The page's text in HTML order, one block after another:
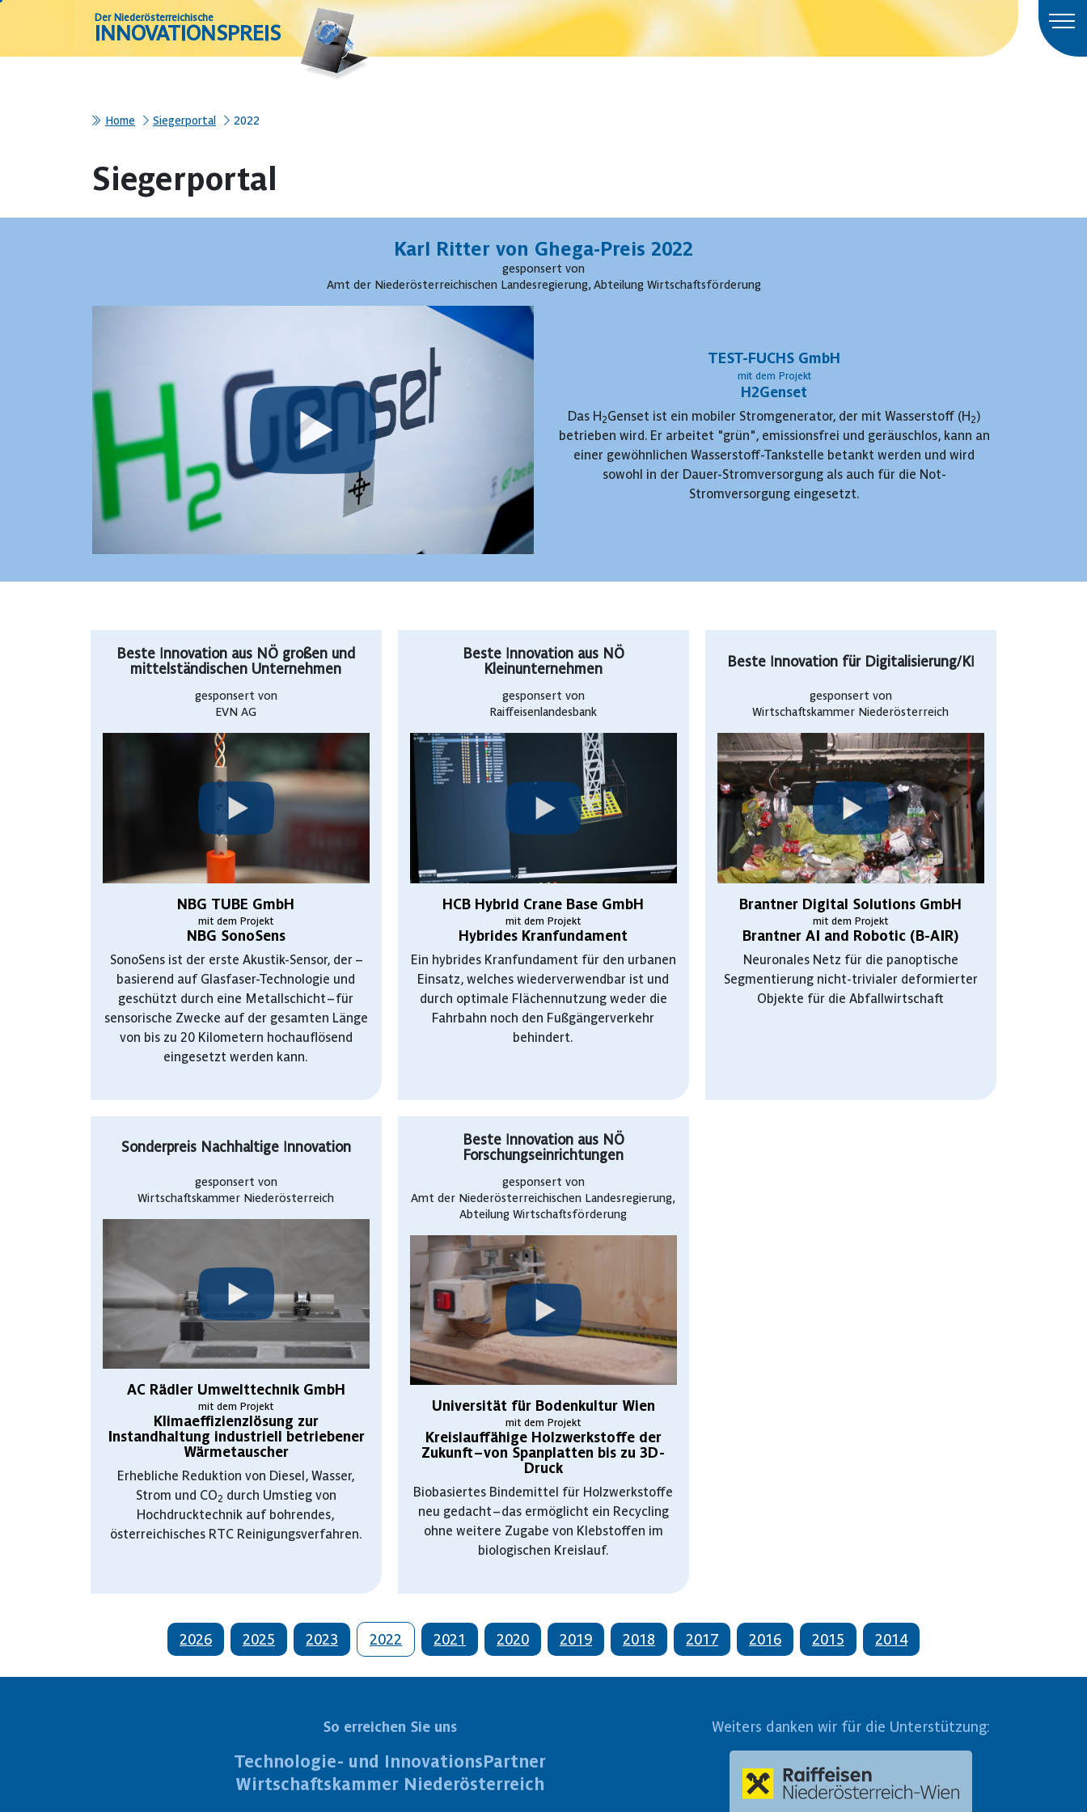
Der Niederösterreichische
INNOVATIONSPREIS
Home Siegerportal 2022
Siegerportal
Karl Ritter von Ghega-Preis 2022
gesponsert von
Amt der Niederösterreichischen Landesregierung, Abteilung Wirtschaftsförderung
TEST-FUCHS GmbH
mit dem Projekt
H2Genset
Das H2Genset ist ein mobiler Stromgenerator, der mit Wasserstoff (H2)
betrieben wird. Er arbeitet "grün", emissionsfrei und geräuschlos, kann an
einer gewöhnlichen Wasserstoff-Tankstelle betankt werden und wird
sowohl in der Dauer-Stromversorgung als auch für die Not-
Stromversorgung eingesetzt.
Beste Innovation aus NÖ großen und
mittelständischen Unternehmen
gesponsert von
EVN AG
NBG TUBE GmbH
mit dem Projekt
NBG SonoSens
SonoSens ist der erste Akustik-Sensor, der –
basierend auf Glasfaser-Technologie und
geschützt durch eine Metallschicht – für
sensorische Zwecke auf der gesamten Länge
von bis zu 20 Kilometern hochauflösend
eingesetzt werden kann.
Beste Innovation aus NÖ
Kleinunternehmen
gesponsert von
Raiffeisenlandesbank
HCB Hybrid Crane Base GmbH
mit dem Projekt
Hybrides Kranfundament
Ein hybrides Kranfundament für den urbanen
Einsatz, welches wiederverwendbar ist und
durch optimale Flächennutzung weder die
Fahrbahn noch den Fußgängerverkehr
behindert.
Beste Innovation für Digitalisierung/KI
gesponsert von
Wirtschaftskammer Niederösterreich
Brantner Digital Solutions GmbH
mit dem Projekt
Brantner AI and Robotic (B-AIR)
Neuronales Netz für die panoptische
Segmentierung nicht-trivialer deformierter
Objekte für die Abfallwirtschaft
Sonderpreis Nachhaltige Innovation
gesponsert von
Wirtschaftskammer Niederösterreich
AC Rädler Umwelttechnik GmbH
mit dem Projekt
Klimaeffizienzlösung zur
Instandhaltung industriell betriebener
Wärmetauscher
Erhebliche Reduktion von Diesel, Wasser,
Strom und CO2 durch Umstieg von
Hochdrucktechnik auf bohrendes,
österreichisches RTC Reinigungsverfahren.
Beste Innovation aus NÖ
Forschungseinrichtungen
gesponsert von
Amt der Niederösterreichischen Landesregierung,
Abteilung Wirtschaftsförderung
Universität für Bodenkultur Wien
mit dem Projekt
Kreislauffähige Holzwerkstoffe der
Zukunft – von Spanplatten bis zu 3D-
Druck
Biobasiertes Bindemittel für Holzwerkstoffe
neu gedacht – das ermöglicht ein Recycling
ohne weitere Zugabe von Klebstoffen im
biologischen Kreislauf.
2026 2025 2023 2022 2021 2020 2019 2018 2017 2016 2015 2014
Weiters danken wir für die Unterstützung:
So erreichen Sie uns
Technologie- und InnovationsPartner
Wirtschaftskammer Niederösterreich